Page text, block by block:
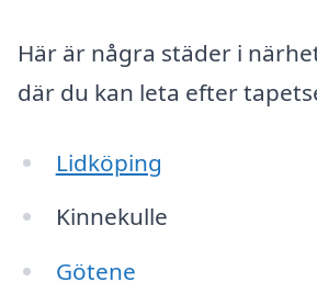
Här är några städer i
där du kan leta efter
Lidköping
Kinnekulle
Götene